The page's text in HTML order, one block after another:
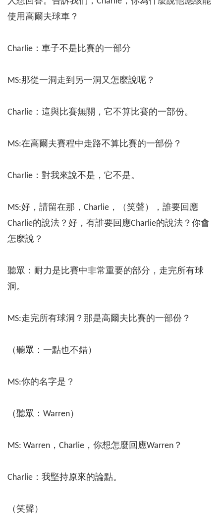
使用高爾夫球車？
Charlie：車子不是比賽的一部分
MS:那從一洞走到另一洞又怎麼說呢？
Charlie：這與比賽無關，它不算比賽的一部份。
MS:在高爾夫賽程中走路不算比賽的一部份？
Charlie：對我來說不是，它不是。
MS:好，請留在那，Charlie，（笑聲），誰要回應
Charlie的說法？好，有誰要回應Charlie的說法？你會
怎麼說？
聽眾：耐力是比賽中非常重要的部分，走完所有球
洞。
MS:走完所有球洞？那是高爾夫比賽的一部份？
（聽眾：一點也不錯）
MS:你的名字是？
（聽眾：Warren）
MS: Warren，Charlie，你想怎麼回應Warren？
Charlie：我堅持原來的論點。
（笑聲）